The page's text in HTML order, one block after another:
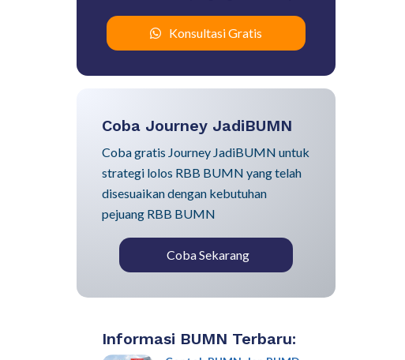
Konsultasi Gratis
Coba Journey JadiBUMN
Coba gratis Journey JadiBUMN untuk
strategi lolos RBB BUMN yang telah
disesuaikan dengan kebutuhan
pejuang RBB BUMN
Coba Sekarang
Informasi BUMN Terbaru: